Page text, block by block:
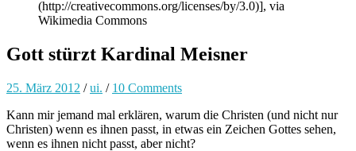
(http://creativecommons.org/licenses/by/3.0)], via
Wikimedia Commons
Gott stürzt Kardinal Meisner
25. März 2012 /ui. / 10 Comments
Kann mir jemand mal erklären, warum die Christen (und nicht nur
Christen) wenn es ihnen passt, in etwas ein Zeichen Gottes sehen,
wenn es ihnen nicht passt, aber nicht?